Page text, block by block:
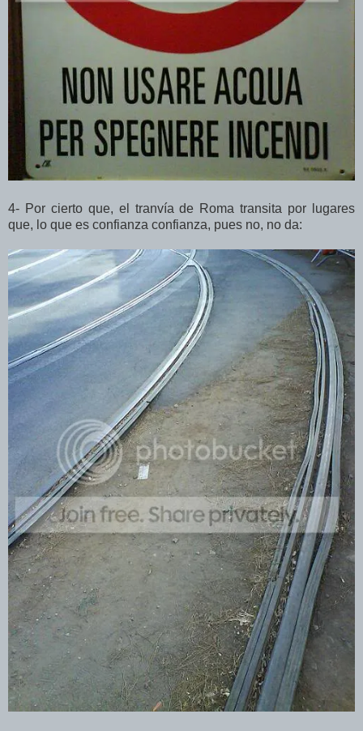
4- Por cierto que, el tranvía de Roma transita por lugares
que, lo que es confianza confianza, pues no, no da: